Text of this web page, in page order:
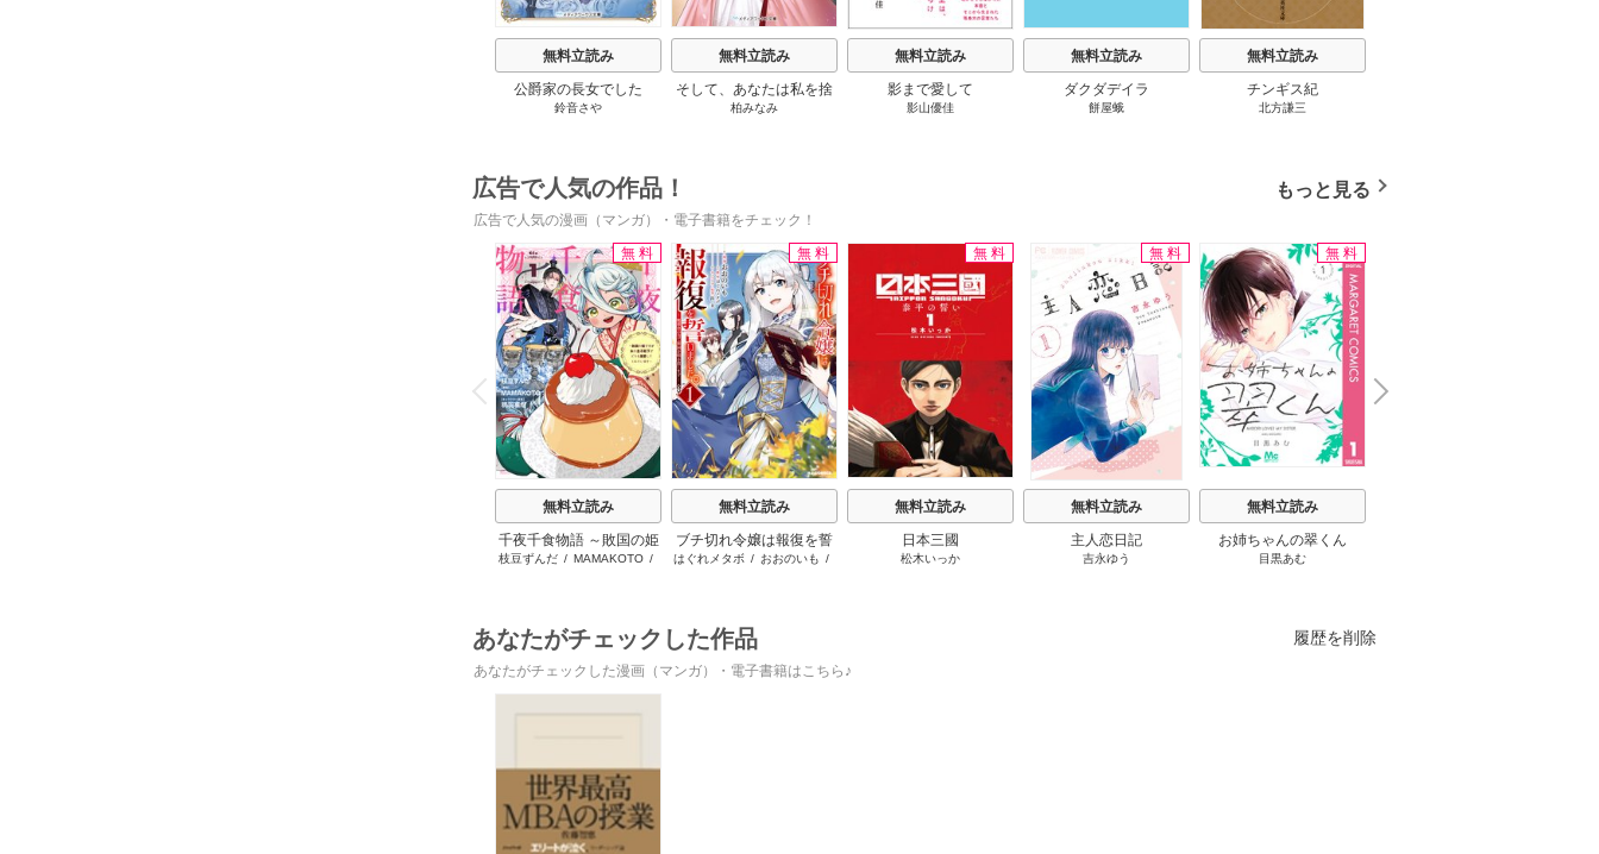
無料立読み
公爵家の長女でした
鈴音さや
無料立読み
そして、あなたは私を捨
てる
柏みなみ
無料立読み
影まで愛して
影山優佳
無料立読み
ダクダデイラ
餅屋蛾
無料立読み
チンギス紀
北方謙三
広告で人気の作品！ もっと見る
広告で人気の漫画（マンガ）・電子書籍をチェック！
P
r
e
v
i
o
u
s
無料
無料立読み
千夜千食物語 ～敗国の姫
ですが氷の皇子殿下がど
枝豆ずんだ/ MAMAKOTO/
無料
無料立読み
ブチ切れ令嬢は報復を誓
いました。
はぐれメタボ / おおのいも /
無料
無料立読み
日本三國
松木いっか
無料
無料立読み
主人恋日記
吉永ゆう
無料
無料立読み
お姉ちゃんの翠くん
目黒あむ
N
x
t
あなたがチェックした作品 履歴を削除
あなたがチェックした漫画（マンガ）・電子書籍はこちら♪